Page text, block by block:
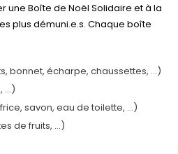
une Boîte de Noël Solidaire et à la
plus démuni.e.s. Chaque boîte
bonnet, écharpe, chaussettes, …)
…)
savon, eau de toilette, …)
de fruits, …)